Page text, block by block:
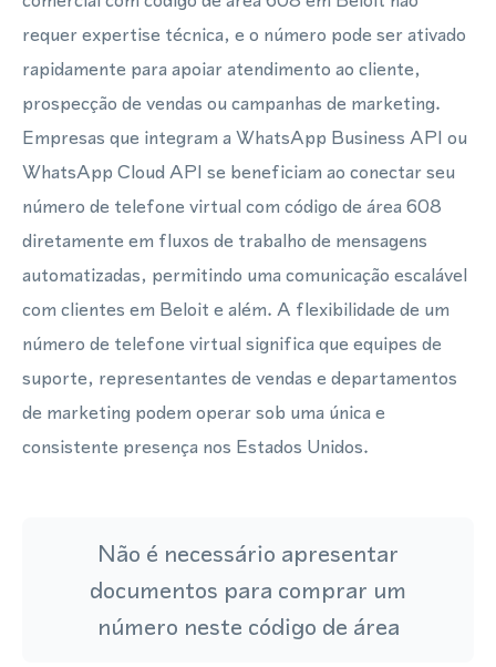
requer expertise técnica, e o número pode ser ativado
rapidamente para apoiar atendimento ao cliente,
prospecção de vendas ou campanhas de marketing.
Empresas que integram a WhatsApp Business API ou
WhatsApp Cloud API se beneficiam ao conectar seu
número de telefone virtual com código de área 608
diretamente em fluxos de trabalho de mensagens
automatizadas, permitindo uma comunicação escalável
com clientes em Beloit e além. A flexibilidade de um
número de telefone virtual significa que equipes de
suporte, representantes de vendas e departamentos
de marketing podem operar sob uma única e
consistente presença nos Estados Unidos.
Não é necessário apresentar
documentos para comprar um
número neste código de área